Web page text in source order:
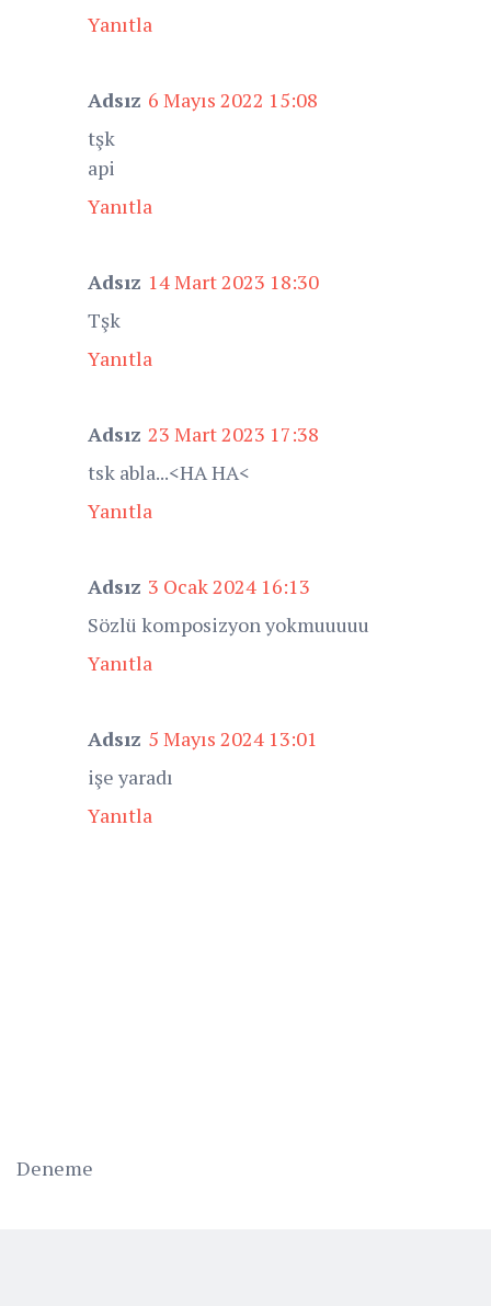
Yanıtla
Adsız 6 Mayıs 2022 15:08
tşk
api
Yanıtla
Adsız 14 Mart 2023 18:30
Tşk
Yanıtla
Adsız 23 Mart 2023 17:38
tsk abla...<HA HA<
Yanıtla
Adsız 3 Ocak 2024 16:13
Sözlü komposizyon yokmuuuuu
Yanıtla
Adsız 5 Mayıs 2024 13:01
işe yaradı
Yanıtla
Deneme